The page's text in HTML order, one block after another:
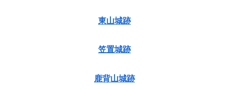
東山城跡
笠置城跡
鹿背山城跡